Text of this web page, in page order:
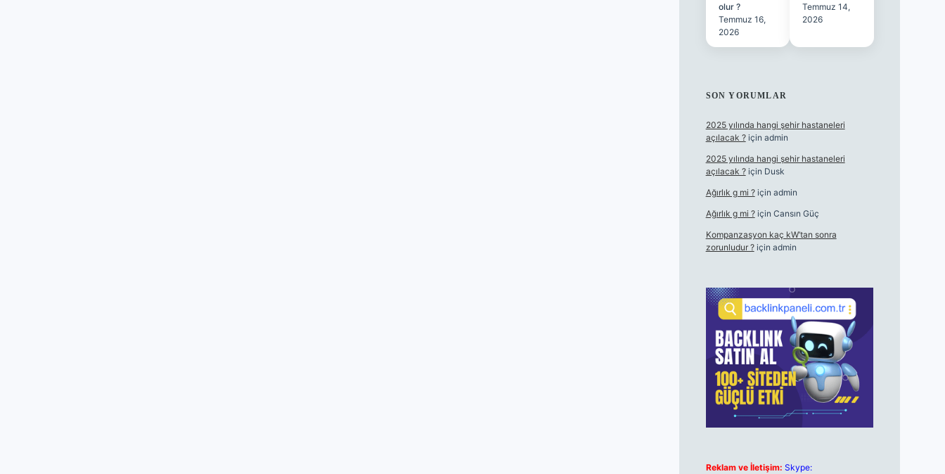
olur ?
Temmuz 16,
2026
Temmuz 14,
2026
SON YORUMLAR
2025 yılında hangi şehir hastaneleri
açılacak ?için admin
2025 yılında hangi şehir hastaneleri
açılacak ?için Dusk
Ağırlık g mi ?için admin
Ağırlık g mi ?için Cansın Güç
Kompanzasyon kaç kW’tan sonra
zorunludur ?için admin
Reklam ve İletişim: Skype: